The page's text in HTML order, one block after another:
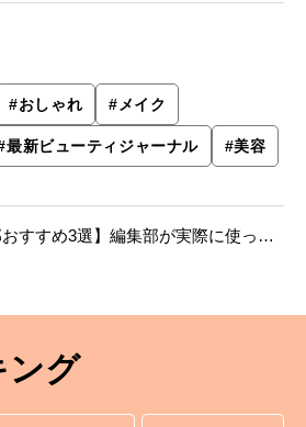
#おしゃれ #メイク
最新ビューティジャーナル #美容
おすすめ3選】編集部が実際に使って
ング